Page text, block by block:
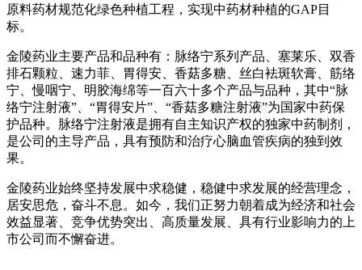
原料药材规范化绿色种植工程，实现中药材种植的GAP目
标。
金陵药业主要产品和品种有：脉络宁系列产品、塞莱乐、双香
排石颗粒、速力菲、胃得安、香菇多糖、丝白袪斑软膏、筋络
宁、慢咽宁、明胶海绵等一百六十多个产品与品种，其中“脉
络宁注射液”、“胃得安片”、“香菇多糖注射液”为国家中药保
护品种。脉络宁注射液是拥有自主知识产权的独家中药制剂，
是公司的主导产品，具有预防和治疗心脑血管疾病的独到效
果。
金陵药业始终坚持发展中求稳健，稳健中求发展的经营理念，
居安思危，奋斗不息。如今，我们正努力朝着成为经济和社会
效益显著、竞争优势突出、高质量发展、具有行业影响力的上
市公司而不懈奋进。